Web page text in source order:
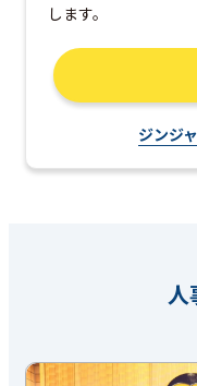
します。
ジンジ
人